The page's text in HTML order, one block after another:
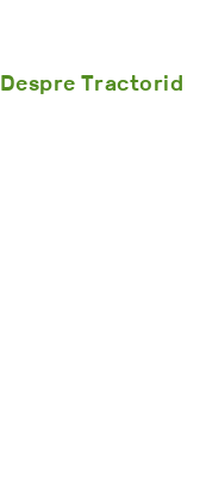
Despre Tractorid